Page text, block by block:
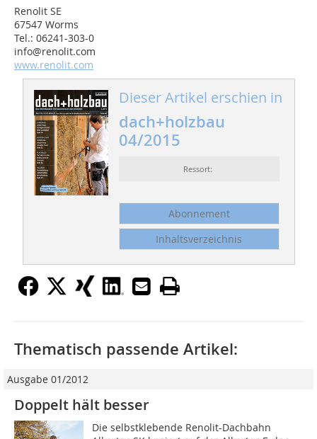
Renolit SE
67547 Worms
Tel.: 06241-303-0
info@renolit.com
www.renolit.com
Dieser Artikel erschien in
dach+holzbau
04/2015
Ressort:
Abonnement
Inhaltsverzeichnis
Thematisch passende Artikel:
Ausgabe 01/2012
Doppelt hält besser
Die selbstklebende Renolit-Dachbahn